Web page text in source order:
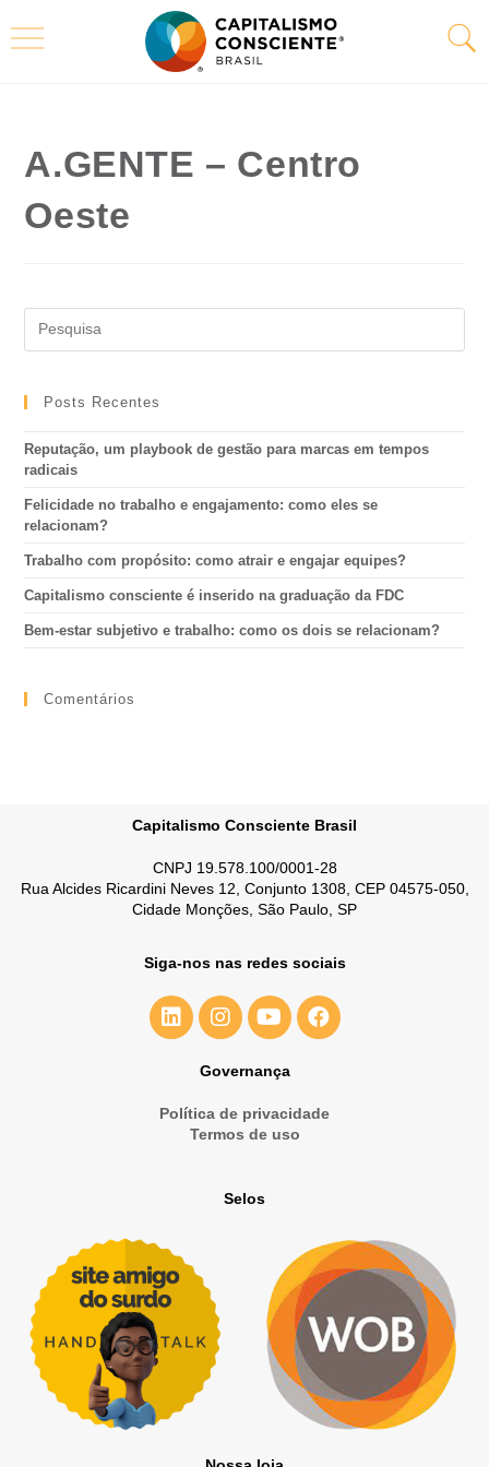
A.GENTE – Centro
Oeste
Posts Recentes
Reputação, um playbook de gestão para marcas em tempos
radicais
Felicidade no trabalho e engajamento: como eles se
relacionam?
Trabalho com propósito: como atrair e engajar equipes?
Capitalismo consciente é inserido na graduação da FDC
Bem-estar subjetivo e trabalho: como os dois se relacionam?
Comentários
Capitalismo Consciente Brasil
CNPJ 19.578.100/0001-28
Rua Alcides Ricardini Neves 12, Conjunto 1308, CEP 04575-050,
Cidade Monções, São Paulo, SP
Siga-nos nas redes sociais
Governança
Política de privacidade
Termos de uso
Selos